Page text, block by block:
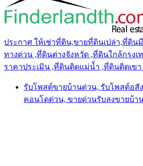
ประกาศ ให้เช่าที่ดิน,ขายที่ดินเปล่า,ที่ดิ
ทางด่วน ,ที่ดินต่างจังหวัด ,ที่ดินใกล้กรุงเ
ราคาประเมิน ,ที่ดินติดแม่น้ำ ,ที่ดินติดเข
รับโพสต์ขายบ้านด่วน, รับโพสต์อสั
คอนโดด่วน, ขายด่วนรับลงขายบ้า